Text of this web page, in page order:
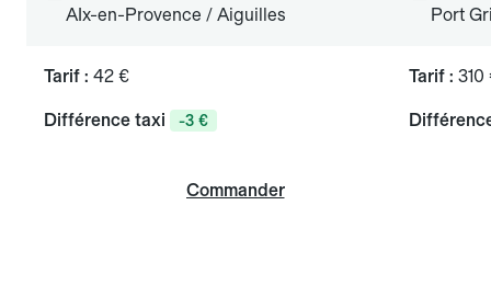
AIx-en-Provence / Aiguilles
Tarif : 42 €
Différence taxi -3 €
Commander
Port
Tarif : 310